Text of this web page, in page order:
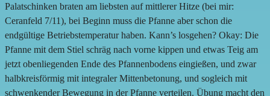
Palatschinken braten am liebsten auf mittlerer Hitze (bei mir:
Ceranfeld 7/11), bei Beginn muss die Pfanne aber schon die
endgültige Betriebstemperatur haben. Kann’s losgehen? Okay: Die
Pfanne mit dem Stiel schräg nach vorne kippen und etwas Teig am
jetzt obenliegenden Ende des Pfannenbodens eingießen, und zwar
halbkreisförmig mit integraler Mittenbetonung, und sogleich mit
schwenkender Bewegung in der Pfanne verteilen. Übung macht den